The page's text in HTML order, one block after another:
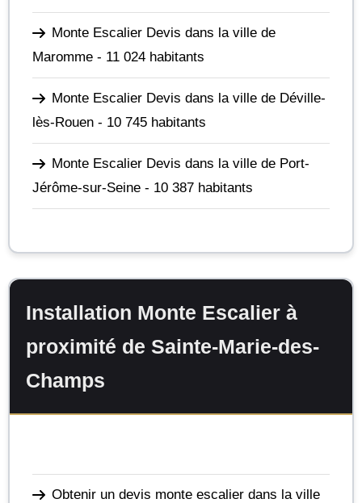
Monte Escalier Devis dans la ville de
Maromme - 11 024 habitants
Monte Escalier Devis dans la ville de Déville-
lès-Rouen - 10 745 habitants
Monte Escalier Devis dans la ville de Port-
Jérôme-sur-Seine - 10 387 habitants
Installation Monte Escalier à
proximité de Sainte-Marie-des-
Champs
Obtenir un devis monte escalier dans la ville